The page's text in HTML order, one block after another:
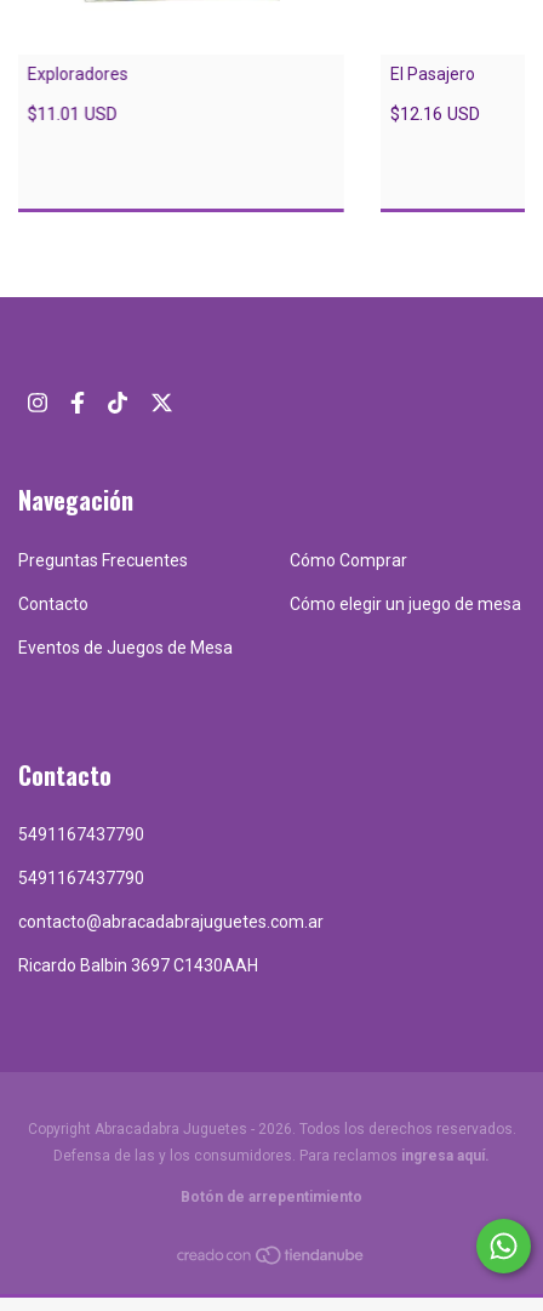
Exploradores
$11.01 USD
El Pasajero
$12.16 USD
Navegación
Preguntas Frecuentes Cómo Comprar
Contacto Cómo elegir un juego de mesa
Eventos de Juegos de Mesa
Contacto
5491167437790
5491167437790
contacto@abracadabrajuguetes.com.ar
Ricardo Balbin 3697 C1430AAH
Copyright Abracadabra Juguetes - 2026. Todos los derechos reservados.
Defensa de las y los consumidores. Para reclamos ingresa aquí.
Botón de arrepentimiento